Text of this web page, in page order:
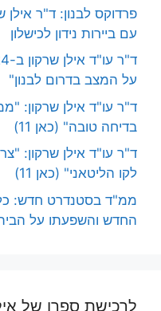
פרדוקס לבנון: ד"ר
עם ביירות נידון לכישלון
על המצב בדרום לבנון"
ד"ר עו"ד אילן שרקון:
בדיחה טובה" (כאן 11)
ד"ר עו"ד אילן שרקון:
לקו הליטאני" (כאן 11)
ממ"ד בסטנדרט חדש:
החדש והשפעתו על
לרכישת ספרו של